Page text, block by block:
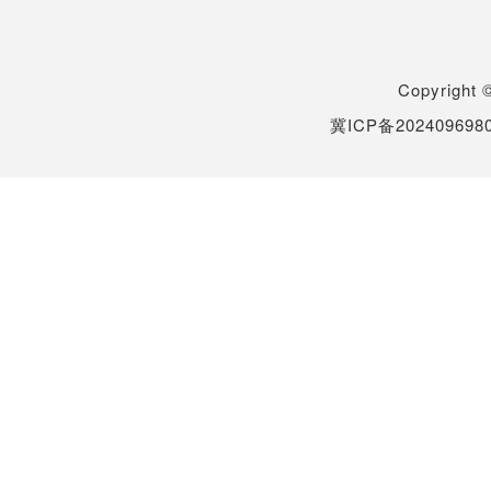
Copyright
冀ICP备